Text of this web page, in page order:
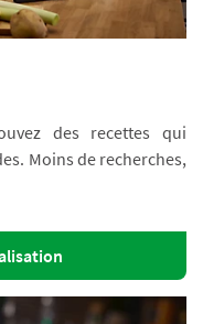
des recettes qui
Moins de recherches,